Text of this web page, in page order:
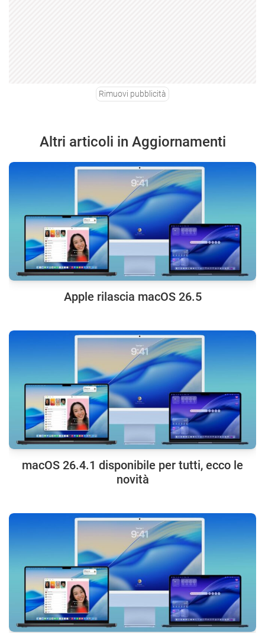
Rimuovi pubblicità
Altri articoli in Aggiornamenti
Apple rilascia macOS 26.5
macOS 26.4.1 disponibile per tutti, ecco le
novità